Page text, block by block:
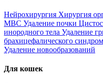
Нейрохирургия Хирургия
МВС Удаление почки
инородного тела Удаление
брахицефалического
Удаление новообразований
Для кошек